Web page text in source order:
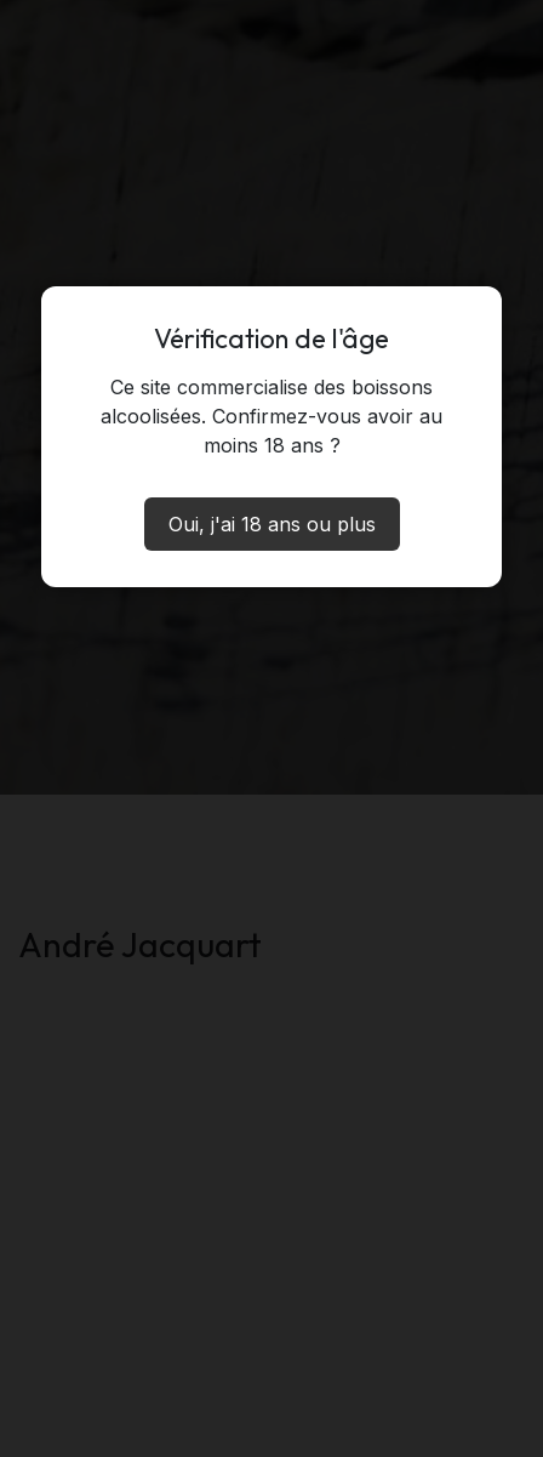
Vérification de l'âge
Ce site commercialise des boissons
alcoolisées. Confirmez-vous avoir au
moins 18 ans ?
Oui, j'ai 18 ans ou plus
André Jacquart